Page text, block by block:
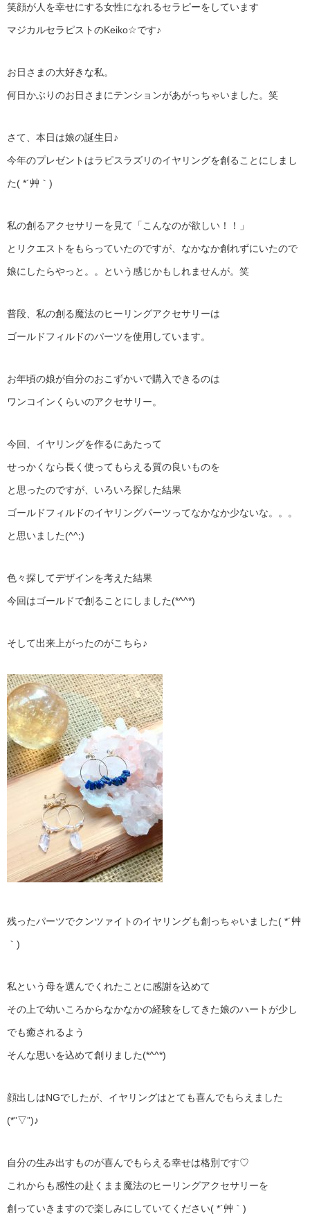
笑顔が人を幸せにする女性になれるセラピーをしています
マジカルセラピストのKeiko☆です♪
お日さまの大好きな私。
何日かぶりのお日さまにテンションがあがっちゃいました。笑
さて、本日は娘の誕生日♪
今年のプレゼントはラピスラズリのイヤリングを創ることにしまし
た( *´艸｀)
私の創るアクセサリーを見て「こんなのが欲しい！！」
とリクエストをもらっていたのですが、なかなか創れずにいたので
娘にしたらやっと。。という感じかもしれませんが。笑
普段、私の創る魔法のヒーリングアクセサリーは
ゴールドフィルドのパーツを使用しています。
お年頃の娘が自分のおこずかいで購入できるのは
ワンコインくらいのアクセサリー。
今回、イヤリングを作るにあたって
せっかくなら長く使ってもらえる質の良いものを
と思ったのですが、いろいろ探した結果
ゴールドフィルドのイヤリングパーツってなかなか少ないな。。。
と思いました(^^;)
色々探してデザインを考えた結果
今回はゴールドで創ることにしました(*^^*)
そして出来上がったのがこちら♪
残ったパーツでクンツァイトのイヤリングも創っちゃいました( *´艸
｀)
私という母を選んでくれたことに感謝を込めて
その上で幼いころからなかなかの経験をしてきた娘のハートが少し
でも癒されるよう
そんな思いを込めて創りました(*^^*)
顔出しはNGでしたが、イヤリングはとても喜んでもらえました
(*”▽”)♪
自分の生み出すものが喜んでもらえる幸せは格別です♡
これからも感性の赴くまま魔法のヒーリングアクセサリーを
創っていきますので楽しみにしていてください( *´艸｀)